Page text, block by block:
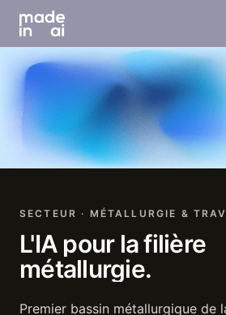
SECTEUR · MÉTALLURGIE &
L'IA pour lafilière
métallurgie.
Premier bassin métallurgique de